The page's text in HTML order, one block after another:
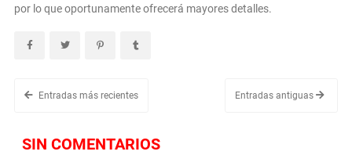
por lo que oportunamente ofrecerá mayores detalles.
Entradas más recientes Entradas antiguas
SIN COMENTARIOS